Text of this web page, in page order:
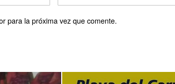
para la próxima vez que comente.